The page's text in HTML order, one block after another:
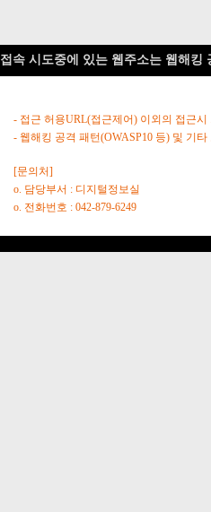
접속 시도중에 있는 웹주소는 웹해킹
- 접근 허용URL(접근제어) 이외의 접근시
- 웹해킹 공격 패턴(OWASP10 등) 및 기
[문의처]
o. 담당부서 : 디지털정보실
o. 전화번호 : 042-879-6249